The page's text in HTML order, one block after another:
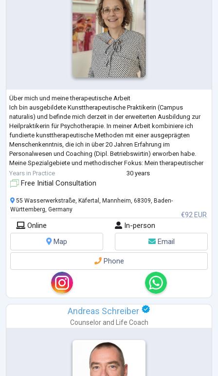
Über mich und meine therapeutische Arbeit
Ich bin ausgebildete Kunsttherapeutische Praktikerin (Campus
naturalis) und befinde mich derzeit in der erweiterten Ausbildung zur
Heilpraktikerin für Psychotherapie. In meiner Arbeit kombiniere ich
fundierte kunsttherapeutische Methoden mit einer ausgeprägten
Menschenkenntnis, die ich in über 20 Jahren Erfahrung im
Personalwesen und Coaching (Dipl. Betriebswirtin) erworben habe.
Meine Spezialgebiete und methodischer Fokus: Mein therapeutischer
Schwerpunkt liegt in der Schmerztherapie mit kreative
Years in Practice 30 years
Free Initial Consultation
€92 EUR
55 Wasserwerkstraße, Käfertal, Mannheim, 68309, Baden-
Württemberg, Germany
Online
In-person
Map
Email
Phone
Andreas Schreiber
Counselorand Life Coach